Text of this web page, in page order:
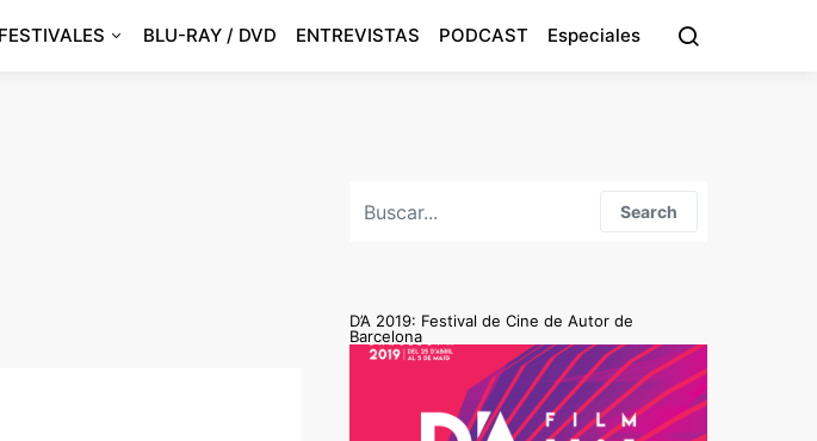
FESTIVALES BLU-RAY / DVD ENTREVISTAS PODCAST Especiales
Search
D’A 2019: Festival de Cine de Autor de
Barcelona